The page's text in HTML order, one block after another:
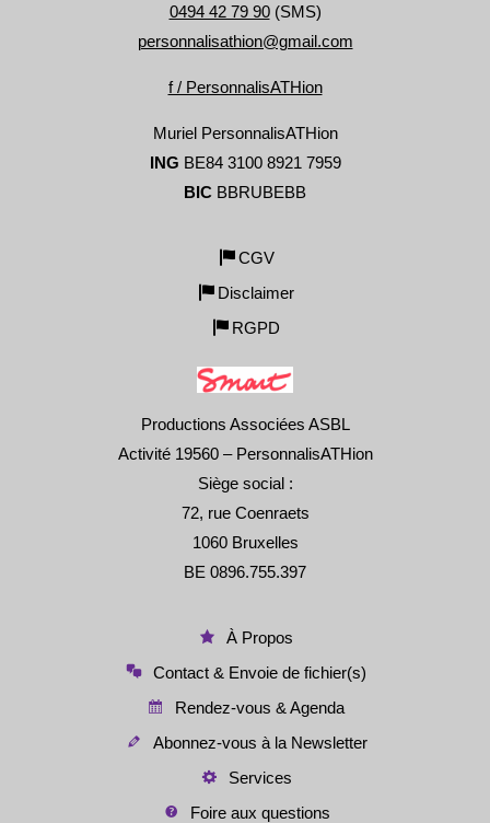
0494 42 79 90(SMS)
personnalisathion@gmail.com
f / PersonnalisATHion
Muriel PersonnalisATHion
ING BE84 3100 8921 7959
BIC BBRUBEBB
CGV
Disclaimer
RGPD
Productions Associées ASBL
Activité 19560 – PersonnalisATHion
Siège social :
72, rue Coenraets
1060 Bruxelles
BE 0896.755.397
À Propos
Contact & Envoie de fichier(s)
Rendez-vous & Agenda
Abonnez-vous à la Newsletter
Services
Foire aux questions